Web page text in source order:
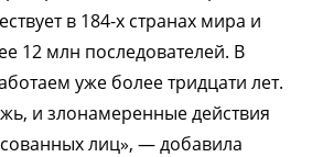
в 184-х странах мира и
12 млн последователей. В
уже более тридцати лет.
и злонамеренные действия
лиц», — добавила